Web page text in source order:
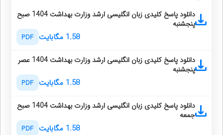
دانلود پاسخ کلیدی زبان انگلیسی ارشد وزارت بهداشت 1404 صبح
پنجشنبه
1.58 مگابایت PDF
دانلود پاسخ کلیدی زبان انگلیسی ارشد وزارت بهداشت 1404 عصر
پنجشنبه
1.58 مگابایت PDF
دانلود پاسخ کلیدی زبان انگلیسی ارشد وزارت بهداشت 1404 صبح
جمعه
1.58 مگابایت PDF